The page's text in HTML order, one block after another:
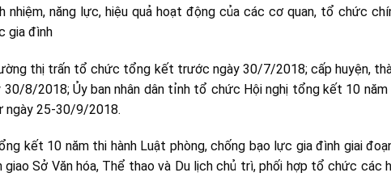
nhiệm, năng lực, hiệu quả hoạt động của các cơ quan, tổ chức
gia đình
thị trấn tổ chức tổng kết trước ngày 30/7/2018; cấp huyện,
8/2018; Ủy ban nhân dân tỉnh tổ chức Hội nghị tổng kết 10 năm
ngày 25-30/9/2018.
kết 10 năm thi hành Luật phòng, chống bạo lực gia đình giai
giao Sở Văn hóa, Thể thao và Du lịch chủ trì, phối hợp tổ chức